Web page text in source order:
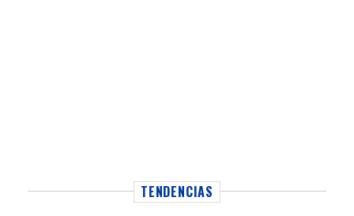
TENDENCIAS